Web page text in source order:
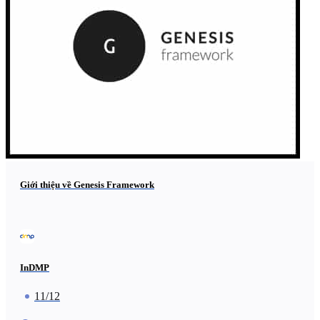
Giới thiệu về Genesis Framework
InDMP
11/12